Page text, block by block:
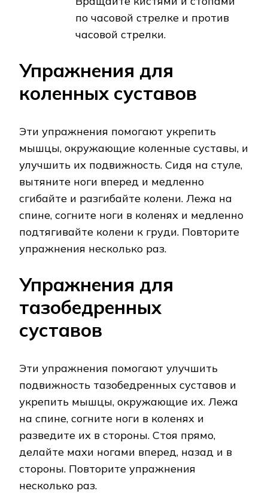
по часовой стрелке и против
часовой стрелки.
Упражнения для
коленных суставов
Эти упражнения помогают укрепить
мышцы, окружающие коленные суставы, и
улучшить их подвижность. Сидя на стуле,
вытяните ноги вперед и медленно
сгибайте и разгибайте колени. Лежа на
спине, согните ноги в коленях и медленно
подтягивайте колени к груди. Повторите
упражнения несколько раз.
Упражнения для
тазобедренных
суставов
Эти упражнения помогают улучшить
подвижность тазобедренных суставов и
укрепить мышцы, окружающие их. Лежа
на спине, согните ноги в коленях и
разведите их в стороны. Стоя прямо,
делайте махи ногами вперед, назад и в
стороны. Повторите упражнения
несколько раз.